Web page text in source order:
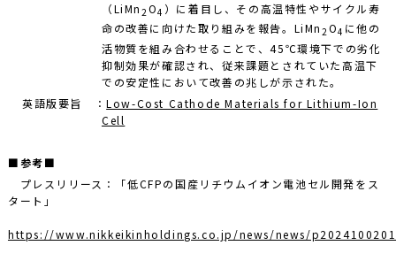
（LiMn 2O4 ）に着目し、その高温特性やサイクル寿
命の改善に向けた取り組みを報告。LiMn 2O4 に他の
活物質を組み合わせることで、45℃環境下での劣化
抑制効果が確認され、従来課題とされていた高温下
での安定性において改善の兆しが示された。
英語版要旨 ：Low-Cost Cathode Materials for Lithium-Ion
Cell
■参考■
プレスリリース：「低CFPの国産リチウムイオン電池セル開発をス
タート」
https://www.nikkeikinholdings.co.jp/news/news/